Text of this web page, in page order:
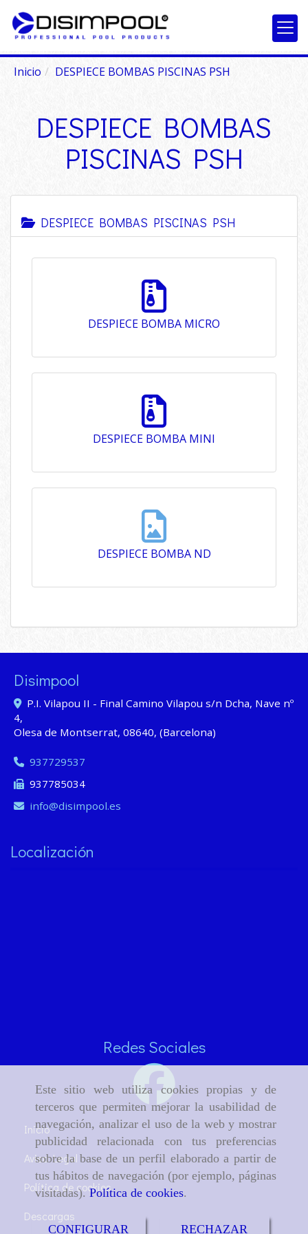
Este sitio web utiliza cookies propias y de
terceros que permiten mejorar la usabilidad de
navegación, analizar el uso de la web y mostrar
publicidad relacionada con tus preferencias
sobre la base de un perfil elaborado a partir de
tus hábitos de navegación (por ejemplo, páginas
visitadas).Política de cookies.
CONFIGURAR RECHAZAR
Inicio DESPIECE BOMBAS PISCINAS PSH
DESPIECE BOMBAS
PISCINAS PSH
DESPIECE BOMBAS PISCINAS PSH
DESPIECE BOMBA MICRO
DESPIECE BOMBA MINI
DESPIECE BOMBA ND
Disimpool
P.I. Vilapou II - Final Camino Vilapou s/n Dcha, Nave nº
4,
Olesa de Montserrat, 08640, (Barcelona)
937729537
937785034
info
disimpool.es
Localización
Redes Sociales
Inicio
Aviso Legal
Política de cookies
Descargas